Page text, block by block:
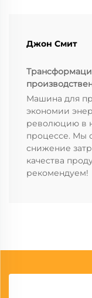
Джон Смит
Машина для
экономии
революцию в
процессе. Мы
снижение
качества
рекомендуем!